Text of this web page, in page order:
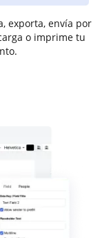
exporta, envía por
o imprime tu